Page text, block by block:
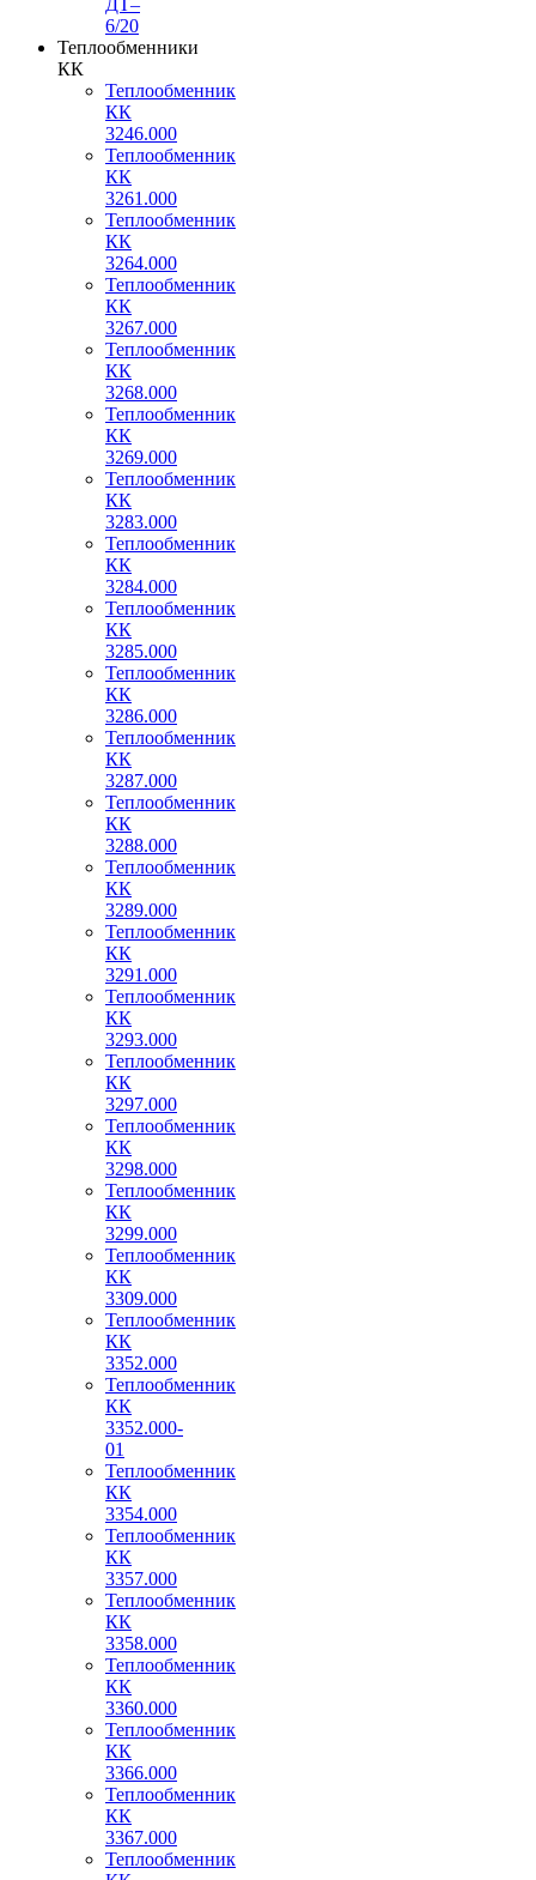
6/20
Теплообменники
КК
Теплообменник
КК
3246.000
Теплообменник
КК
3261.000
Теплообменник
КК
3264.000
Теплообменник
КК
3267.000
Теплообменник
КК
3268.000
Теплообменник
КК
3269.000
Теплообменник
КК
3283.000
Теплообменник
КК
3284.000
Теплообменник
КК
3285.000
Теплообменник
КК
3286.000
Теплообменник
КК
3287.000
Теплообменник
КК
3288.000
Теплообменник
КК
3289.000
Теплообменник
КК
3291.000
Теплообменник
КК
3293.000
Теплообменник
КК
3297.000
Теплообменник
КК
3298.000
Теплообменник
КК
3299.000
Теплообменник
КК
3309.000
Теплообменник
КК
3352.000
Теплообменник
КК
3352.000-
01
Теплообменник
КК
3354.000
Теплообменник
КК
3357.000
Теплообменник
КК
3358.000
Теплообменник
КК
3360.000
Теплообменник
КК
3366.000
Теплообменник
КК
3367.000
Теплообменник